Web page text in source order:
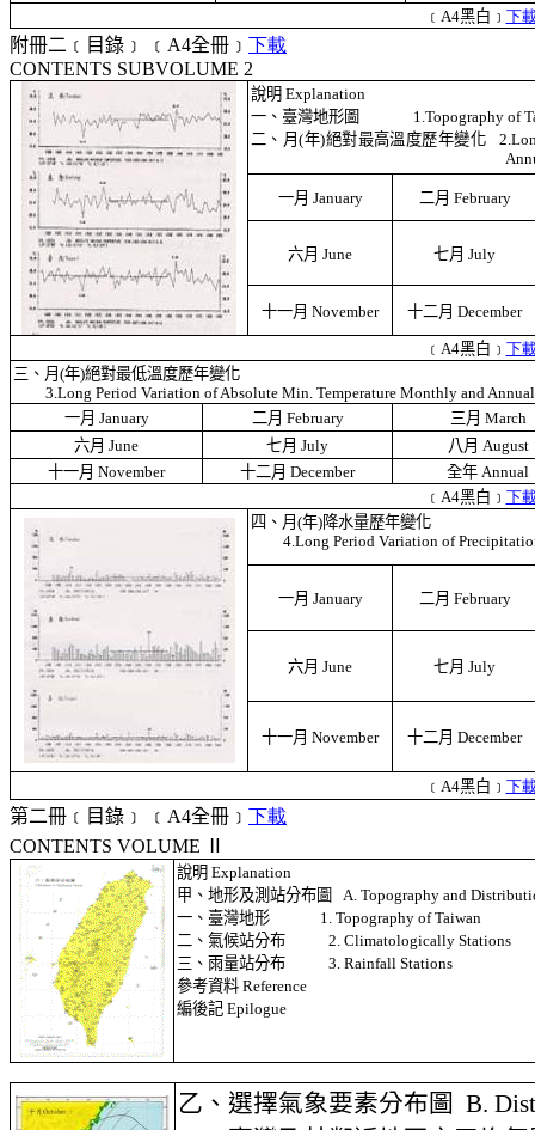
﹝ A4黑白﹞ 下
附冊二﹝目錄﹞ ﹝ A4全冊﹞ 下載
CONTENTS SUBVOLUME 2
說明 Explanation
一、臺灣地形圖
1.Topography of
二、月(年)絕對最高溫度歷年變化
一月 January 二月 February
六月 June 七月 July
十一月 November 十二月 December
﹝ A4黑白﹞ 下
三、月 (年)絕對最低溫度歷年變化
3.Long Period Variation of Absolute Min. Temperature Monthly and Annual
一月 January 二月 February 三月 March
六月 June 七月 July 八月 August
十一月 November 十二月 December 全年 Annual
﹝ A4黑白﹞ 下
四、月 (年)降水量歷年變化
4.Long Period Variation of
一月 January 二月 February
六月 June 七月 July
十一月 November 十二月 December
﹝ A4黑白﹞ 下
第二冊﹝目錄﹞ ﹝ A4全冊﹞ 下載
CONTENTS VOLUME
說明 Explanation
甲、地形及測站分布圖
A. Topography and
一、臺灣地形
1. Topography of Taiwan
二、氣候站分布
2. Climatologically Stations
三、雨量站分布
3. Rainfall Stations
參考資料 Reference
編後記 Epilogue
乙、選擇氣象要素分布圖
B.